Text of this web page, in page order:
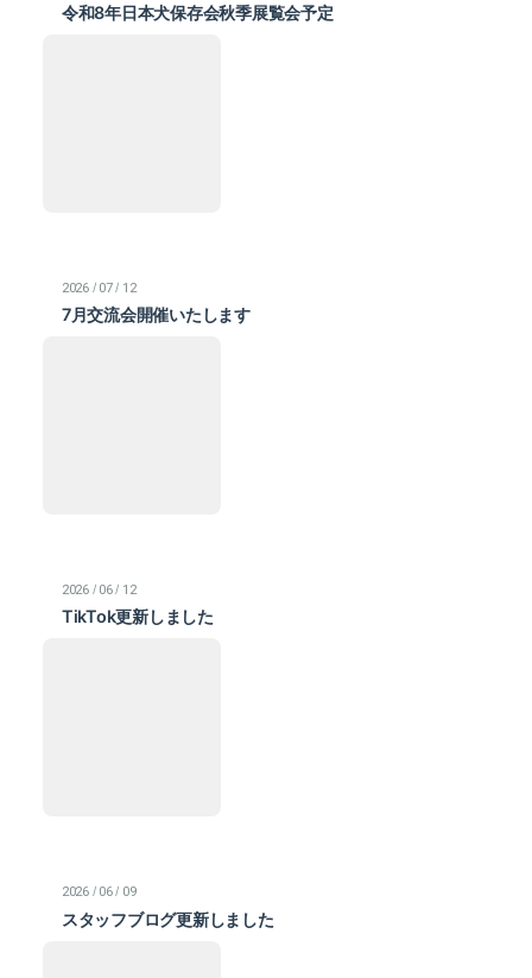
令和8年日本犬保存会秋季展覧会予定
2026/ 07/ 12
7月交流会開催いたします
2026/ 06/ 12
TikTok更新しました
2026/ 06/ 09
スタッフブログ更新しました